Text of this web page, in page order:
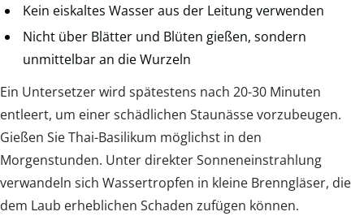
Kein eiskaltes Wasser aus der Leitung verwenden
Nicht über Blätter und Blüten gießen, sondern
unmittelbar an die Wurzeln
Ein Untersetzer wird spätestens nach 20-30 Minuten
entleert, um einer schädlichen Staunässe vorzubeugen.
Gießen Sie Thai-Basilikum möglichst in den
Morgenstunden. Unter direkter Sonneneinstrahlung
verwandeln sich Wassertropfen in kleine Brenngläser, die
dem Laub erheblichen Schaden zufügen können.